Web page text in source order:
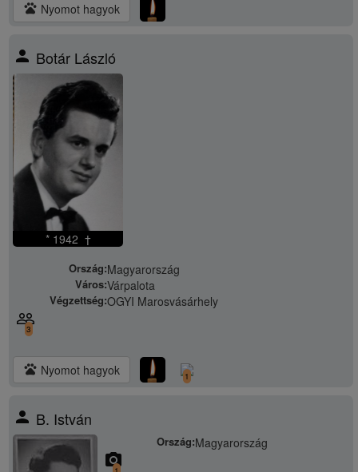
pets Nyomot hagyok
person Botár László
* 1942 †
Ország:Magyarország
Város:Várpalota
Végzettség:OGYI Marosvásárhely
people_outline
3
pets Nyomot hagyok 1
person B. István
Ország:Magyarország
camera_alt